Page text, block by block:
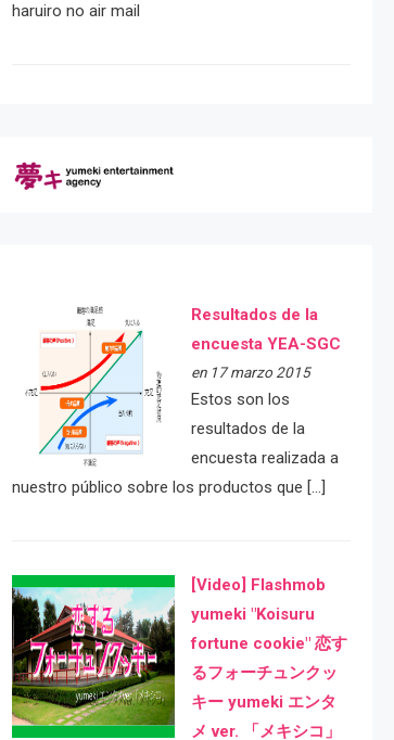
haruiro no air mail
Resultados de la
encuesta YEA-SGC
en 17 marzo 2015
Estos son los
resultados de la
encuesta realizada a
nuestro público sobre los productos que […]
[Video] Flashmob
yumeki "Koisuru
fortune cookie" 恋す
るフォーチュンクッ
キー yumeki エンタ
メ ver. 「メキシコ」